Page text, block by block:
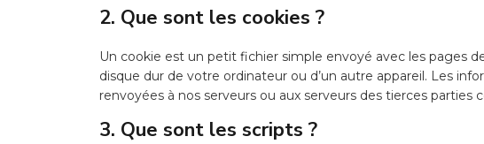
2. Que sont les cookies ?
Un cookie est un petit fichier simple envoyé avec les pages
disque dur de votre ordinateur ou d’un autre appareil. Les
renvoyées à nos serveurs ou aux serveurs des tierces parties
3. Que sont les scripts ?